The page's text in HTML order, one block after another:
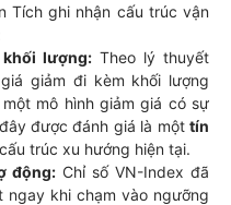
Tích ghi nhận cấu trúc vận
lượng: Theo lý thuyết
giảm đi kèm khối lượng
mô hình giảm giá có sự
được đánh giá là một tín
trúc xu hướng hiện tại.
động:Chỉ số VN-Index đã
khi chạm vào ngưỡng